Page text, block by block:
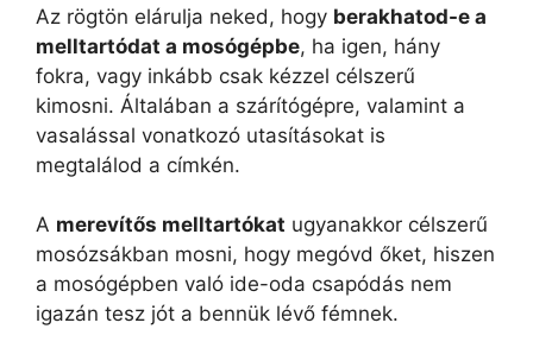
Az rögtön elárulja neked, hogy berakhatod-e a
melltartódat a mosógépbe, ha igen, hány
fokra, vagy inkább csak kézzel célszerű
kimosni. Általában a szárítógépre, valamint a
vasalással vonatkozó utasításokat is
megtalálod a címkén.
A merevítős melltartókat ugyanakkor célszerű
mosózsákban mosni, hogy megóvd őket, hiszen
a mosógépben való ide-oda csapódás nem
igazán tesz jót a bennük lévő fémnek.